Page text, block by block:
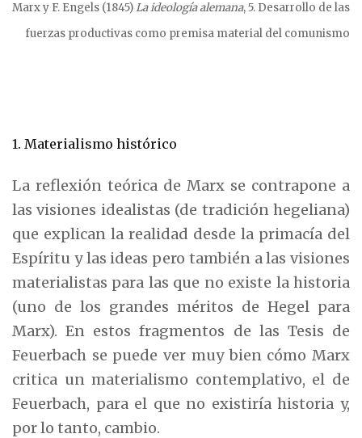
Marx y F. Engels (1845)La ideología alemana, 5. Desarrollo de las
fuerzas productivas como premisa material del comunismo
1. Materialismo histórico
La reflexión teórica de Marx se contrapone a
las visiones idealistas (de tradición hegeliana)
que explican la realidad desde la primacía del
Espíritu y las ideas pero también a las visiones
materialistas para las que no existe la historia
(uno de los grandes méritos de Hegel para
Marx). En estos fragmentos de las Tesis de
Feuerbach se puede ver muy bien cómo Marx
critica un materialismo contemplativo, el de
Feuerbach, para el que no existiría historia y,
por lo tanto, cambio.